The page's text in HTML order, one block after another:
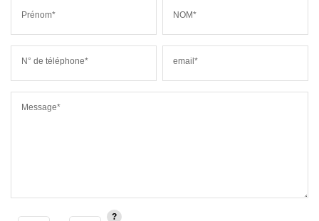
Prénom* NOM*
N° de téléphone* email*
Message*